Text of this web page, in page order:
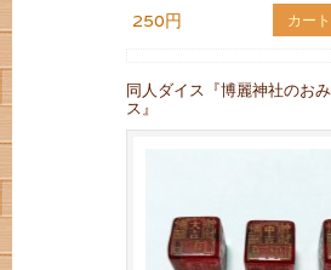
250円 カー
同人ダイス『博麗神社のお
ス』